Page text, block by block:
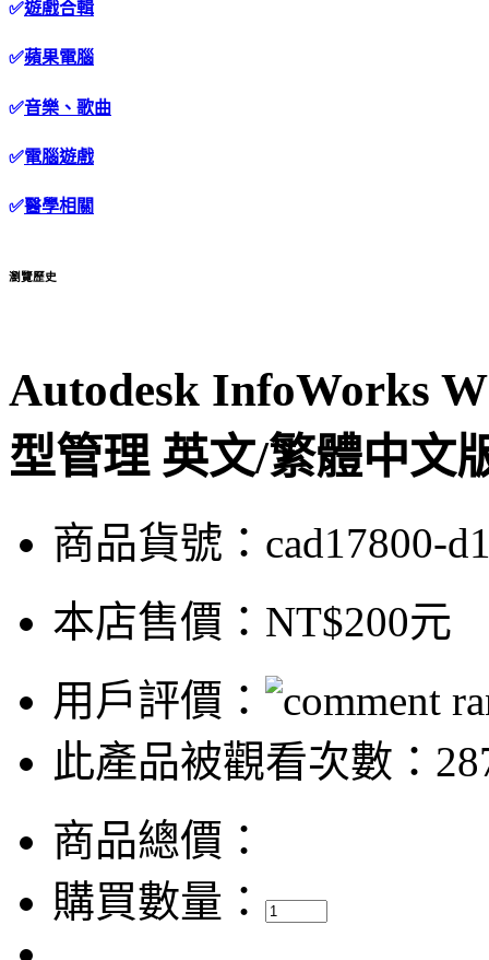
✅遊戲合輯
✅蘋果電腦
✅音樂、歌曲
✅電腦遊戲
✅醫學相關
瀏覽歷史
Autodesk InfoWorks
型管理 英文/繁體中文
商品貨號：cad17800-
本店售價： NT$200元
用戶評價：
此產品被觀看次數：
商品總價：
購買數量：